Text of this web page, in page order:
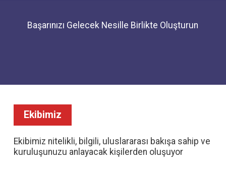
Başarınızı Gelecek Nesille Birlikte Oluşturun
Ekibimiz
Ekibimiz nitelikli, bilgili, uluslararası bakışa sahip ve
kuruluşunuzu anlayacak kişilerden oluşuyor